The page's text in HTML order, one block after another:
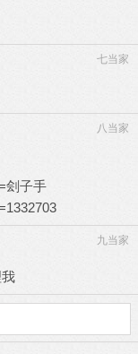
七当家
八当家
刽子手
九当家